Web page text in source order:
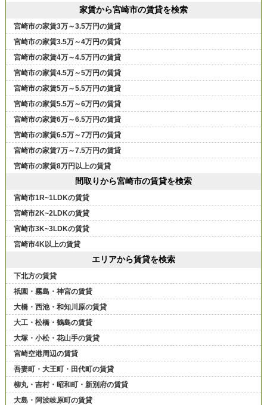
家賃から宮崎市の賃貸を検索
宮崎市の家賃3万～3.5万円の賃貸
宮崎市の家賃3.5万～4万円の賃貸
宮崎市の家賃4万～4.5万円の賃貸
宮崎市の家賃4.5万～5万円の賃貸
宮崎市の家賃5万～5.5万円の賃貸
宮崎市の家賃5.5万～6万円の賃貸
宮崎市の家賃6万～6.5万円の賃貸
宮崎市の家賃6.5万～7万円の賃貸
宮崎市の家賃7万～7.5万円の賃貸
宮崎市の家賃8万円以上の賃貸
間取りから宮崎市の賃貸を検索
宮崎市1R~1LDKの賃貸
宮崎市2K~2LDKの賃貸
宮崎市3K~3LDKの賃貸
宮崎市4K以上の賃貸
エリアから賃貸を検索
下北方の賃貸
祇園・霧島・神宮の賃貸
大橋・西池・和知川原の賃貸
大工・松橋・鶴島の賃貸
大塚・小松・花山手の賃貸
宮崎空港周辺の賃貸
吾妻町・大王町・田代町の賃貸
柳丸・吉村・昭和町・新別府の賃貸
大島・阿波岐原町の賃貸